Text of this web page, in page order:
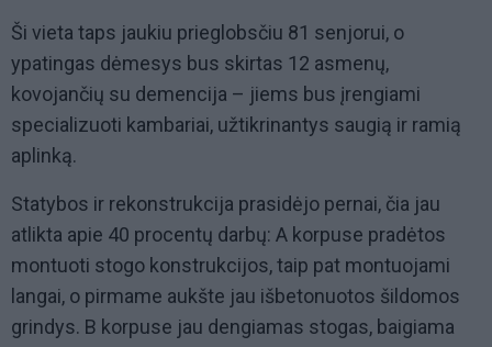
Ši vieta taps jaukiu prieglobsčiu 81 senjorui, o
ypatingas dėmesys bus skirtas 12 asmenų,
kovojančių su demencija – jiems bus įrengiami
specializuoti kambariai, užtikrinantys saugią ir ramią
aplinką.
Statybos ir rekonstrukcija prasidėjo pernai, čia jau
atlikta apie 40 procentų darbų: A korpuse pradėtos
montuoti stogo konstrukcijos, taip pat montuojami
langai, o pirmame aukšte jau išbetonuotos šildomos
grindys. B korpuse jau dengiamas stogas, baigiama